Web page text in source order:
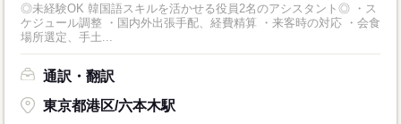
◎未経験OK 韓国語スキルを活かせる役員2名のアシスタント◎ ・ス
ケジュール調整 ・国内外出張手配、経費精算 ・来客時の対応 ・会食
場所選定、手土...
通訳・翻訳
東京都港区/六本木駅